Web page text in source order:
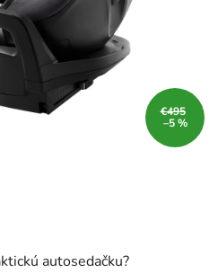
autosedačku?
€495
–5 %